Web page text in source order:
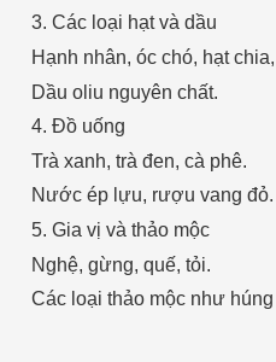
3. Các loại hạt và dầu
Hạnh nhân, óc chó, hạt
Dầu oliu nguyên chất.
4. Đồ uống
Trà xanh, trà đen, cà phê.
Nước ép lựu, rượu vang đỏ.
5. Gia vị và thảo mộc
Nghệ, gừng, quế, tỏi.
Các loại thảo mộc như